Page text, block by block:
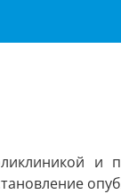
и